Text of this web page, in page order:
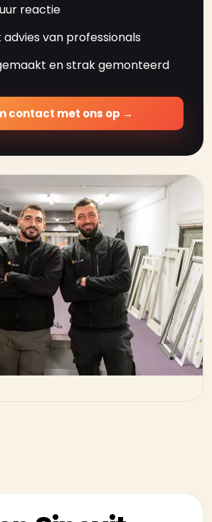
reactie
advies van professionals
en strak gemonteerd
contact met ons op →